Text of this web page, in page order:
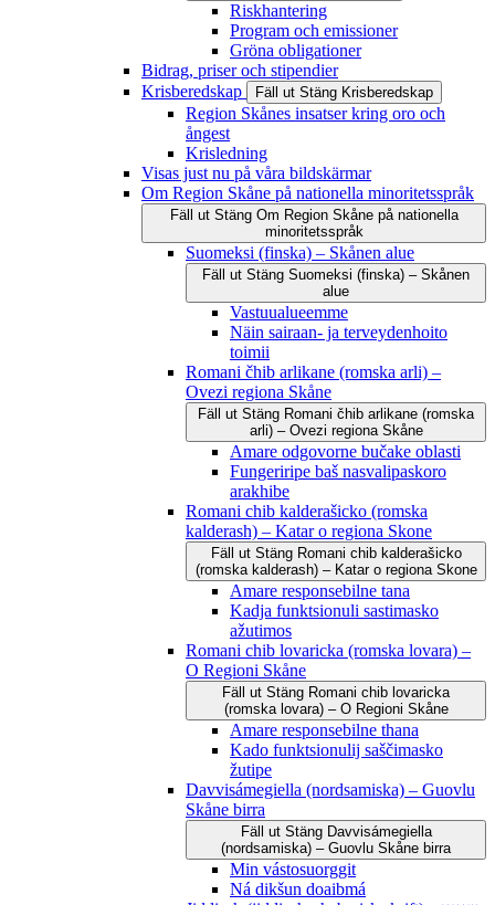
Riskhantering
Program och emissioner
Gröna obligationer
Bidrag, priser och stipendier
Krisberedskap
Fäll ut Stäng Krisberedskap
Region Skånes insatser kring oro och
ångest
Krisledning
Visas just nu på våra bildskärmar
Om Region Skåne på nationella minoritetsspråk
Fäll ut Stäng Om Region Skåne på nationella
minoritetsspråk
Suomeksi (finska) – Skånen alue
Fäll ut Stäng Suomeksi (finska) – Skånen
alue
Vastuualueemme
Näin sairaan- ja terveydenhoito
toimii
Romani čhib arlikane (romska arli) –
Ovezi regiona Skåne
Fäll ut Stäng Romani čhib arlikane (romska
arli) – Ovezi regiona Skåne
Amare odgovorne bučake oblasti
Fungeriripe baš nasvalipaskoro
arakhibe
Romani chib kalderašicko (romska
kalderash) – Katar o regiona Skone
Fäll ut Stäng Romani chib kalderašicko
(romska kalderash) – Katar o regiona Skone
Amare responsebilne tana
Kadja funktsionuli sastimasko
ažutimos
Romani chib lovaricka (romska lovara) –
O Regioni Skåne
Fäll ut Stäng Romani chib lovaricka
(romska lovara) – O Regioni Skåne
Amare responsebilne thana
Kado funktsionulij saščimasko
žutipe
Davvisámegiella (nordsamiska) – Guovlu
Skåne birra
Fäll ut Stäng Davvisámegiella
(nordsamiska) – Guovlu Skåne birra
Min vástosuorggit
Ná dikšun doaibmá